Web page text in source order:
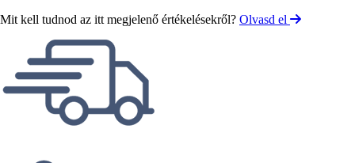
Mit kell tudnod az itt megjelenő értékelésekről? Olvasd el